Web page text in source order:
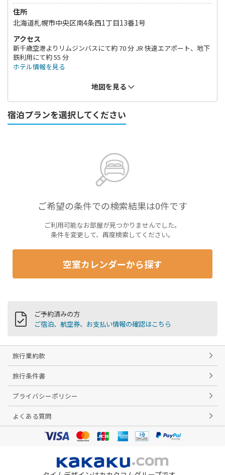
住所
北海道札幌市中央区南4条西1丁目13番1号
アクセス
新千歳空港よりリムジンバスにて約 70 分 JR 快速エアポート、地下
鉄利用にて約 55 分
ホテル情報を見る
地図を見る
宿泊プランを選択してください
ご希望の条件での検索結果は0件です
ご利用可能なお部屋が見つかりませんでした。
条件を変更して、再度検索してください。
空室カレンダーから探す
ご予約済みの方
ご宿泊、航空券、お支払い情報の確認はこちら
旅行業約款
旅行条件書
プライバシーポリシー
よくある質問